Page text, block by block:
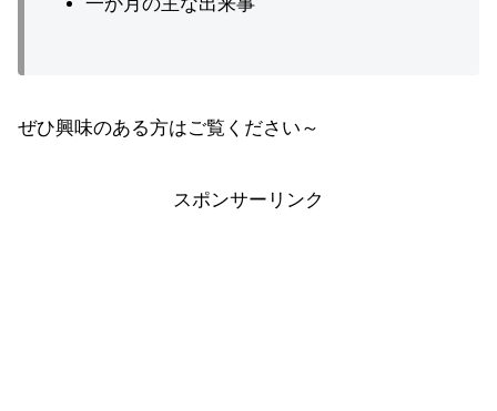
ぜひ興味のある方はご覧ください～
スポンサーリンク